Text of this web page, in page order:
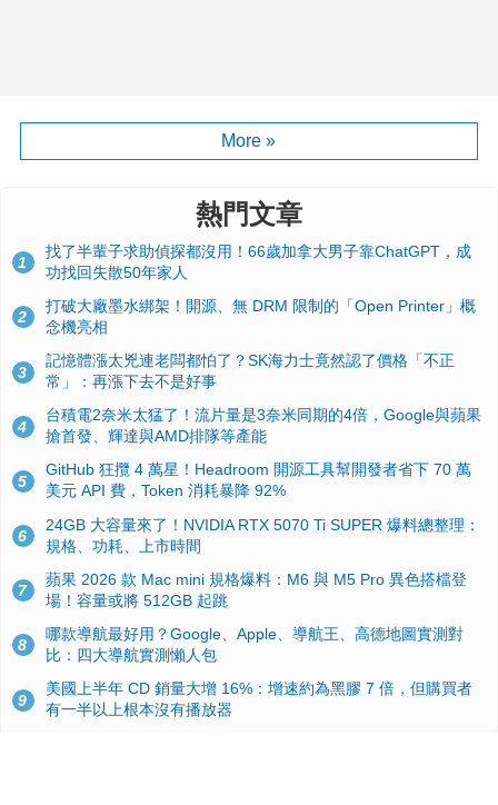
More »
熱門文章
1
找了半輩子求助偵探都沒用！66歲加拿大男子靠ChatGPT，成
功找回失散50年家人
2
打破大廠墨水綁架！開源、無 DRM 限制的「Open Printer」概
念機亮相
3
記憶體漲太兇連老闆都怕了？SK海力士竟然認了價格「不正
常」：再漲下去不是好事
4
台積電2奈米太猛了！流片量是3奈米同期的4倍，Google與蘋果
搶首發、輝達與AMD排隊等產能
5
GitHub 狂攬 4 萬星！Headroom 開源工具幫開發者省下 70 萬
美元 API 費，Token 消耗暴降 92%
6
24GB 大容量來了！NVIDIA RTX 5070 Ti SUPER 爆料總整理：
規格、功耗、上市時間
7
蘋果 2026 款 Mac mini 規格爆料：M6 與 M5 Pro 異色搭檔登
場！容量或將 512GB 起跳
8
哪款導航最好用？Google、Apple、導航王、高德地圖實測對
比：四大導航實測懶人包
9
美國上半年 CD 銷量大增 16%：增速約為黑膠 7 倍，但購買者
有一半以上根本沒有播放器